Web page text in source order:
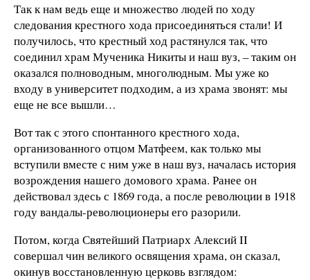
Так к нам ведь еще и множество людей по ходу
следования крестного хода присоединяться стали! И
получилось, что крестный ход растянулся так, что
соединил храм Мученика Никиты и наш вуз, – таким он
оказался полноводным, многолюдным. Мы уже ко
входу в университет подходим, а из храма звонят: мы
еще не все вышли…
Вот так с этого спонтанного крестного хода,
организованного отцом Матфеем, как только мы
вступили вместе с ним уже в наш вуз, началась история
возрождения нашего домового храма. Ранее он
действовал здесь с 1869 года, а после революции в 1918
году вандалы-революционеры его разорили.
Потом, когда Святейший Патриарх Алексий II
совершал чин великого освящения храма, он сказал,
окинув восстановленную церковь взглядом: